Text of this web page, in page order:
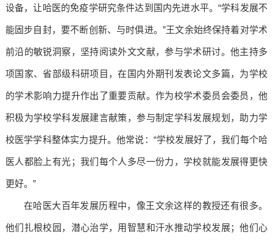
设备，让哈医的免疫学研究条件达到国内先进水平。“学科发展不
能固步自封，要不断创新、与时俱进。”王文余始终保持着对学术
前沿的敏锐洞察，坚持阅读外文文献，参与学术研讨。他主持多
项国家、省部级科研项目，在国内外期刊发表论文多篇，为学校
的学术影响力提升作出了重要贡献。作为校学术委员会委员，他
积极为学校学科发展建言献策，参与制定学科发展规划，助力学
校医学学科整体实力提升。他常说：“学校发展好了，我们每个哈
医人都脸上有光；我们每个人多尽一份力，学校就能发展得更快
更好。”
在哈医大百年发展历程中，像王文余这样的教授还有很多。
他们扎根校园，潜心治学，用智慧和汗水推动学校发展；他们心